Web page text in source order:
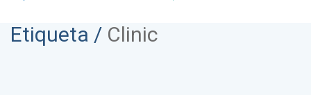
Etiqueta / Clinic